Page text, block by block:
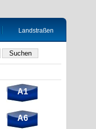
Landstraßen
A1
A6